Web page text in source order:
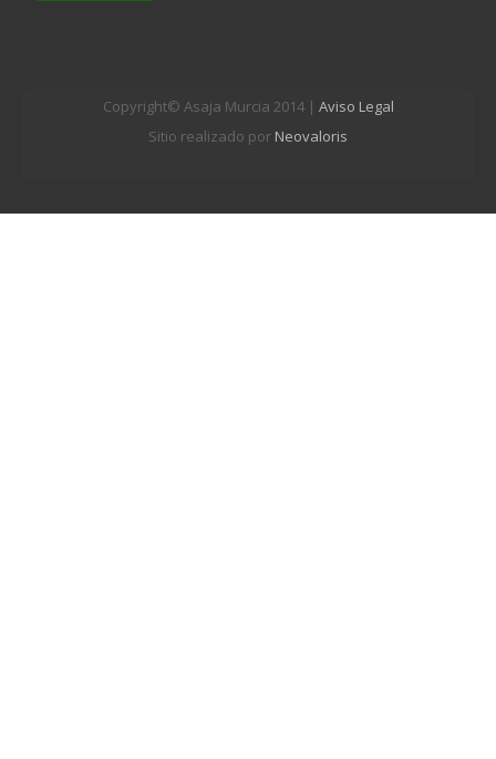
Copyright© Asaja Murcia 2014 | Aviso Legal
Sitio realizado por Neovaloris